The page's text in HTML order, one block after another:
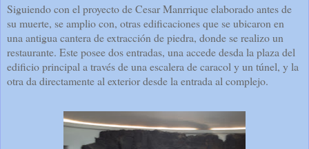
Siguiendo con el proyecto de Cesar Manrrique elaborado antes de
su muerte, se amplio con, otras edificaciones que se ubicaron en
una antigua cantera de extracción de piedra, donde se realizo un
restaurante. Este posee dos entradas, una accede desda la plaza del
edificio principal a través de una escalera de caracol y un túnel, y la
otra da directamente al exterior desde la entrada al complejo.